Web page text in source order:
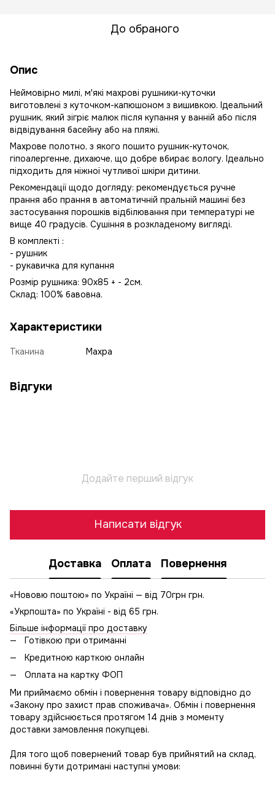
До обраного
Опис
Неймовірно милі, м'які махрові рушники-куточки
виготовлені з куточком-капюшоном з вишивкою. Ідеальний
рушник, який зігріє малюк після купання у ванній або після
відвідування басейну або на пляжі.
Махрове полотно, з якого пошито рушник-куточок,
гіпоалергенне, дихаюче, що добре вбирає вологу. Ідеально
підходить для ніжної чутливої шкіри дитини.
Рекомендації щодо догляду: рекомендується ручне
прання або прання в автоматичній пральній машині без
застосування порошків відбілювання при температурі не
вище 40 градусів. Сушіння в розкладеному вигляді.
В комплекті :
- рушник
- рукавичка для купання
Розмір рушника: 90х85 + - 2см.
Склад: 100% бавовна.
Характеристики
Тканина Махра
Відгуки
Додайте перший відгук
Написати відгук
Доставка Оплата Повернення
«Нововю поштою» по Україні — від 70грн грн.
«Укрпошта» по Україні - від 65 грн.
Більше інформації про доставку
Готівкою при отриманні
Кредитною карткою онлайн
Оплата на картку ФОП
Ми приймаємо обмін і повернення товару відповідно до
«Закону про захист прав споживача». Обмін і повернення
товару здійснюється протягом 14 днів з моменту
доставки замовлення покупцеві.
Для того щоб повернений товар був прийнятий на склад,
повинні бути дотримані наступні умови: